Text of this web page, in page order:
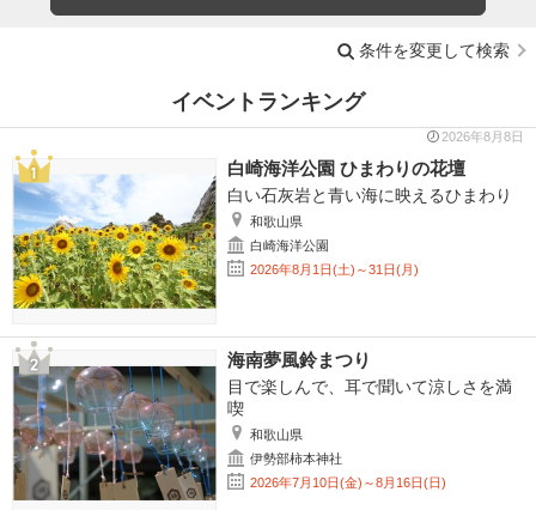
条件を変更して検索
イベントランキング
2026年8月8日
白崎海洋公園 ひまわりの花壇
白い石灰岩と青い海に映えるひまわり
和歌山県
白崎海洋公園
2026年8月1日(土)～31日(月)
海南夢風鈴まつり
目で楽しんで、耳で聞いて涼しさを満
喫
和歌山県
伊勢部柿本神社
2026年7月10日(金)～8月16日(日)